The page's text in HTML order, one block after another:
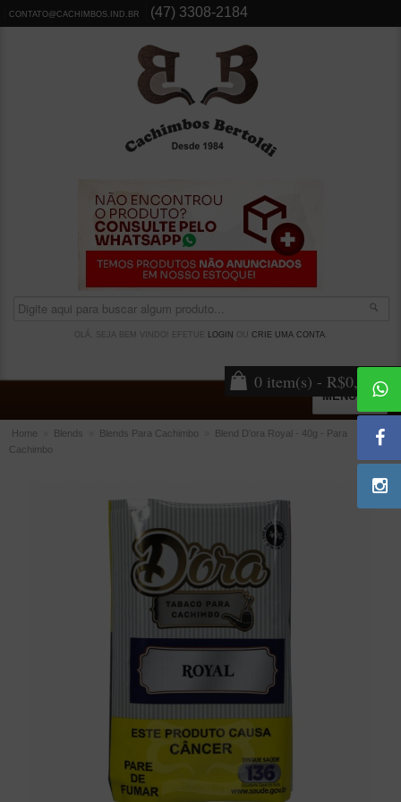
CONTATO@CACHIMBOS.IND.BR (47) 3308-2184
OLÁ, SEJA BEM VINDO! EFETUE LOGIN CRIE UMA CONTA.
0 item(s) - R$0,00
MENU
ACESSÓRIOS
Filtros para Cachimbo
Suportes Bertoldi para Cachimbos
Piteiras para Cigarro
Limpadores para Cachimbo
Bolsas para Cachimbo
Home Blends Blends Para Cachimbo
Blend D'ora Royal - 40g - Para
Cachimbo